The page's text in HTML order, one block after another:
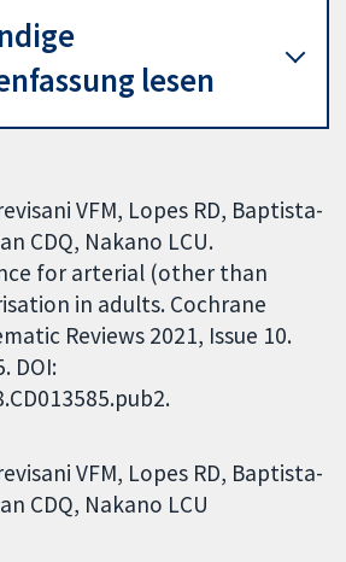
lesen
VFM, Lopes RD, Baptista-
CDQ, Nakano LCU.
for arterial (other than
in adults. Cochrane
Reviews 2021, Issue 10.
DOI:
VFM Lopes RD Baptista-
CDQ Nakano LCU